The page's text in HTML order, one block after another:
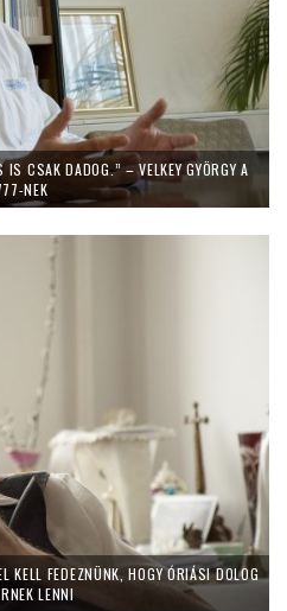
IS CSAK DADOG.” – VELKEY GYÖRGY A
NEK
KELL FEDEZNÜNK, HOGY ÓRIÁSI DOLOG
LENNI